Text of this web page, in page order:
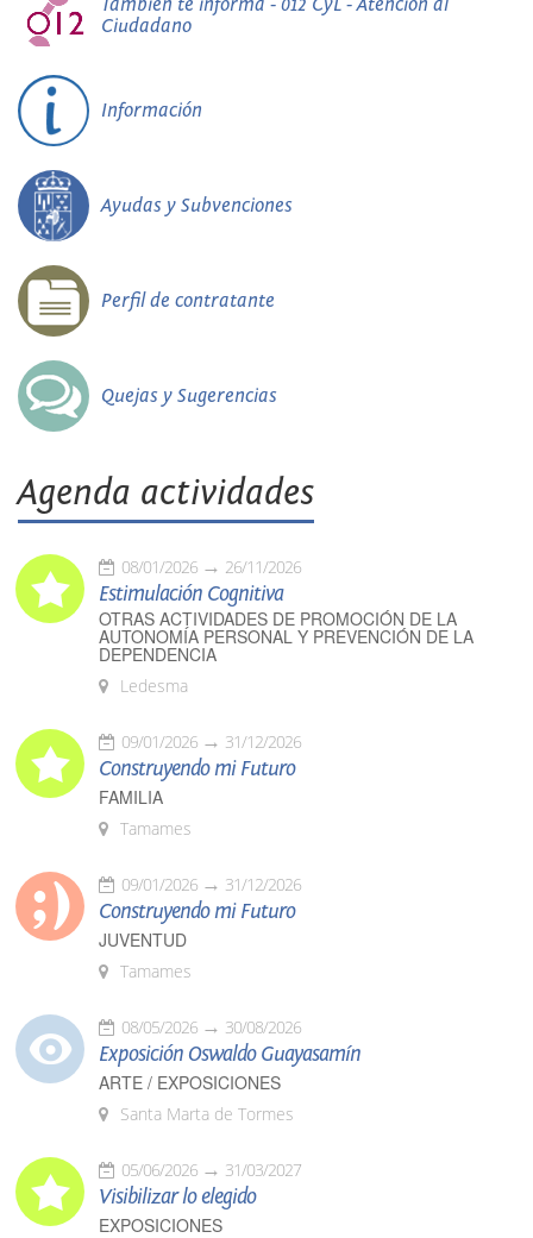
Ciudadano
Información
Ayudas y Subvenciones
Perfil de contratante
Quejas y Sugerencias
Agenda actividades
08/01/2026 26/11/2026
Estimulación Cognitiva
OTRAS ACTIVIDADES DE PROMOCIÓN DE LA
AUTONOMÍA PERSONAL Y PREVENCIÓN DE LA
DEPENDENCIA
Ledesma
09/01/2026 31/12/2026
Construyendo mi Futuro
FAMILIA
Tamames
09/01/2026 31/12/2026
Construyendo mi Futuro
JUVENTUD
Tamames
08/05/2026 30/08/2026
Exposición Oswaldo Guayasamín
ARTE / EXPOSICIONES
Santa Marta de Tormes
05/06/2026 31/03/2027
Visibilizar lo elegido
EXPOSICIONES